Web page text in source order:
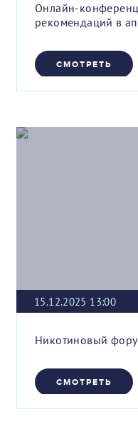
Онлайн-
рекомендаций в
СМОТРЕТЬ
15.12.2025 13:00
Никотиновый
СМОТРЕТЬ